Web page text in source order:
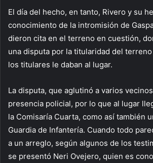
El día del hecho, en tanto, Rivero y su
conocimiento de la intromisión de
dieron cita en el terreno en cuestión,
una disputa por la titularidad del
los titulares le daban al lugar.
La disputa, que aglutinó a varios
presencia policial, por lo que al lugar
la Comisaría Cuarta, como así también
Guardia de Infantería. Cuando todo
a un arreglo, según algunos de los
se presentó Neri Ovejero, quien es